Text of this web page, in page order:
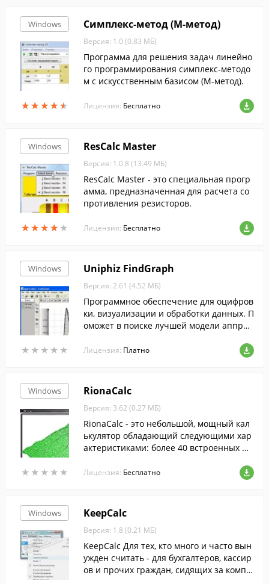
Windows
★★★★★
★★★★★
Симплекс-метод (М-метод)
Версия: 1.0 (0.83 МБ)
Программа для решения задач линейно
го программирования симплекс-методо
м с искусственным базисом (М-метод).
Лицензия: Бесплатно
Windows
★★★★ ★
★★★★ ★
ResCalc Master
Версия: 1.0.8 (13.49 МБ)
ResCalc Master - это специальная прогр
амма, предназначенная для расчета со
противления резисторов.
Лицензия: Бесплатно
Windows
★ ★ ★ ★ ★
★ ★ ★ ★ ★
Uniphiz FindGraph
Версия: 2.61 (4.52 МБ)
Программное обеспечение для оцифров
ки, визуализации и обработки данных. П
оможет в поиске лучшей модели аппрак
Лицензия: Платно
Windows
★ ★ ★ ★ ★
★ ★ ★ ★ ★
RionaCalc
Версия: 3.62 (0.27 МБ)
RionaCalc - это небольшой, мощный кал
ькулятор обладающий следующими хар
актеристиками: более 40 встроенных фу
змерений, операции с комплексными ч
Лицензия: Бесплатно
Windows KeepCalc
Версия: 1.8 (0.21 МБ)
KeepCalc Для тех, кто много и часто вын
ужден считать - для бухгалтеров, кассир
ов и прочих граждан, сидящих за компь